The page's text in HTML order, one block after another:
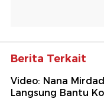
Berita Terkait
Video: Nana
Langsung Bantu